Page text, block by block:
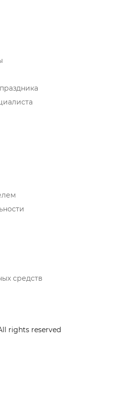
средств
rights reserved